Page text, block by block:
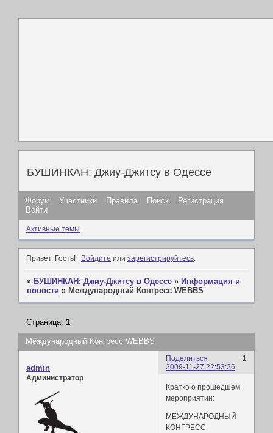
БУШИНКАН: Джиу-Джитсу в Одессе
Форум Участники Правила Поиск
Регистрация
Войти
Активные темы
Привет, Гость! Войдите или зарегистрируйтесь.
» БУШИНКАН: Джиу-Джитсу в Одессе » Информация и
новости » Международный Конгресс WEBBS
Международный Конгресс WEBBS
Страница:1
Поделиться
1
2009-11-27 22:53:26
admin
Администратор
Кратко о прошедшем
мероприятии:
МЕЖДУНАРОДНЫЙ
КОНГРЕСС